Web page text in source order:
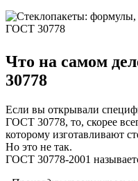
Что на самом
30778
Если вы открывали
ГОСТ 30778, то, скорее
которому изготавливают
Но это не так.
ГОСТ 30778-2001